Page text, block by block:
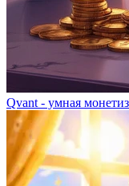
Qvant - умная